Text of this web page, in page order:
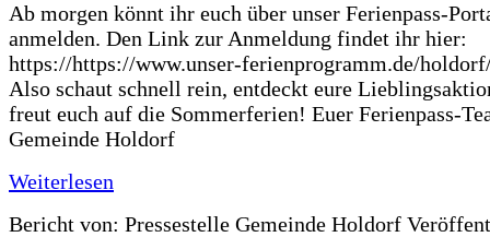
Ab morgen könnt ihr euch über unser Ferienpass-
anmelden. Den Link zur Anmeldung findet ihr hier:
https://https://www.unser-ferienprogramm.de/
Also schaut schnell rein, entdeckt eure
freut euch auf die Sommerferien! Euer Ferienpass-
Gemeinde Holdorf
Weiterlesen
Bericht von: Pressestelle Gemeinde Holdorf